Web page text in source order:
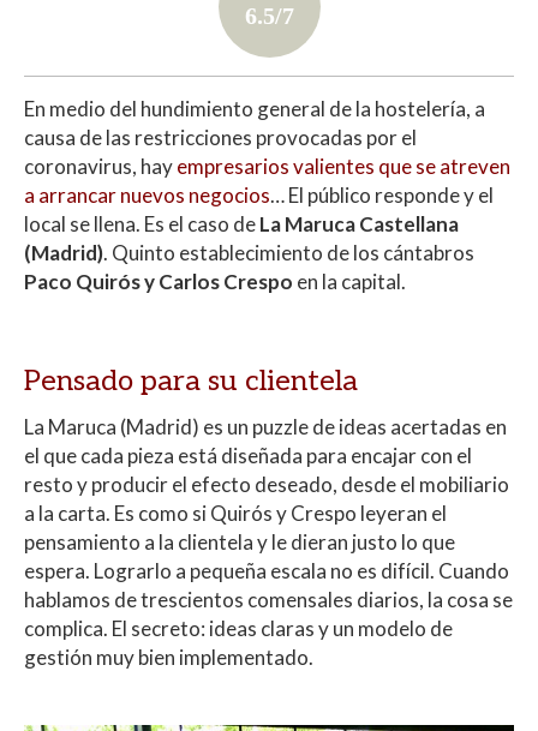
6.5/7
En medio del hundimiento general de la hostelería, a
causa de las restricciones provocadas por el
coronavirus, hayempresarios valientes que se atreven
a arrancar nuevos negocios… El público responde y el
local se llena. Es el caso deLa Maruca Castellana
(Madrid). Quinto establecimiento de los cántabros
Paco Quirós y Carlos Crespo en la capital.
Pensado para su clientela
La Maruca (Madrid) es un puzzle de ideas acertadas en
el que cada pieza está diseñada para encajar con el
resto y producir el efecto deseado, desde el mobiliario
a la carta. Es como si Quirós y Crespo leyeran el
pensamiento a la clientela y le dieran justo lo que
espera. Lograrlo a pequeña escala no es difícil. Cuando
hablamos de trescientos comensales diarios, la cosa se
complica. El secreto: ideas claras y un modelo de
gestión muy bien implementado.